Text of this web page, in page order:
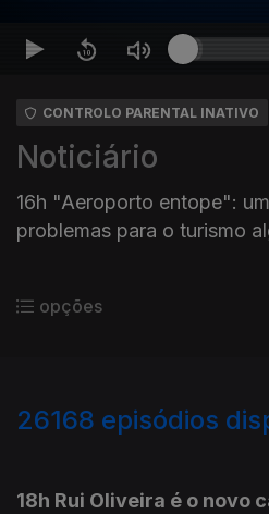
CONTROLO PARENTAL INATIVO
Noticiário
16h "Aeroporto entope":
problemas para o turismo
opções
26168 episódios
18h Rui Oliveira é o novo